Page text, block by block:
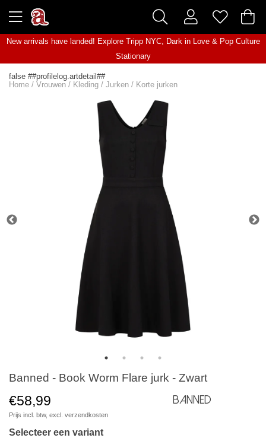
New arrivals have landed! Explore Tripp NYC, Dark in Love& Pop Culture
Stationary
false ##profilelog.artdetail##
Home / Vrouwen / Kleding / Jurken / Korte jurken
Banned - Book Worm Flare jurk - Zwart
€58,99
Prijs incl. btw, excl. verzendkosten
Banned
Selecteer een variant